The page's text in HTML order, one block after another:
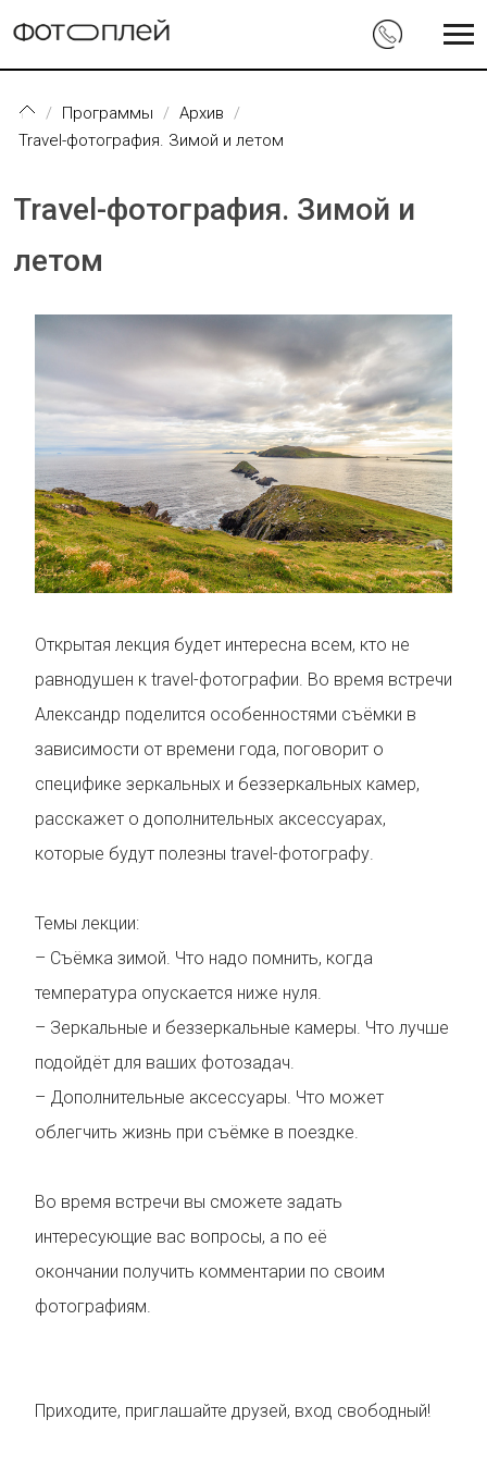
Программы
Архив
Travel-фотография. Зимой и летом
Travel-фотография. Зимой и
летом
Открытая лекция будет интересна всем, кто не
равнодушен к travel-фотографии. Во время встречи
Александр поделится особенностями съёмки в
зависимости от времени года, поговорит о
специфике зеркальных и беззеркальных камер,
расскажет о дополнительных аксессуарах,
которые будут полезны travel-фотографу.
Темы лекции:
– Съёмка зимой. Что надо помнить, когда
температура опускается ниже нуля.
– Зеркальные и беззеркальные камеры. Что лучше
подойдёт для ваших фотозадач.
– Дополнительные аксессуары. Что может
облегчить жизнь при съёмке в поездке.
Во время встречи вы сможете задать
интересующие вас вопросы, а по её
окончании получить комментарии по своим
фотографиям.
Приходите, приглашайте друзей, вход свободный!